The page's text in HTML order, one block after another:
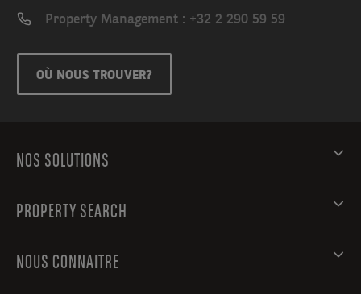
Property Management : +32 2 290 59 59
OÙ NOUS TROUVER?
NOS SOLUTIONS
PROPERTY SEARCH
NOUS CONNAITRE